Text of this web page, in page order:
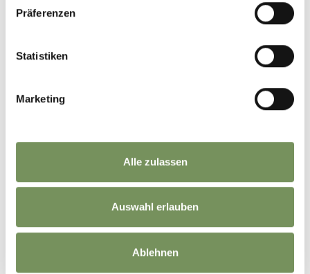
Präferenzen
Statistiken
Marketing
Alle zulassen
Auswahl erlauben
Ablehnen